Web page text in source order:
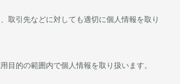
取引先などに対しても適切に個人情報を取り
目的の範囲内で個人情報を取り扱います。